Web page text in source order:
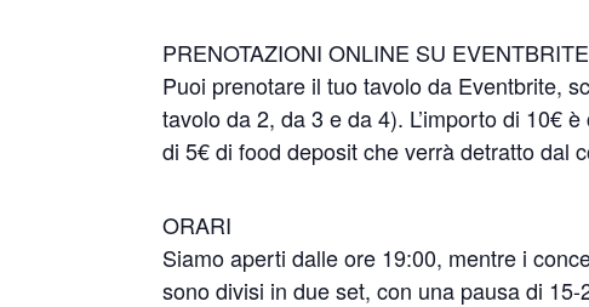
PRENOTAZIONI ONLINE SU EVENTBRITE
Puoi prenotare il tuo tavolo da Eventbrite,
tavolo da 2, da 3 e da 4). L’importo di 10€
di 5€ di food deposit che verrà detratto dal
ORARI
Siamo aperti dalle ore 19:00, mentre i
sono divisi in due set, con una pausa di 15-